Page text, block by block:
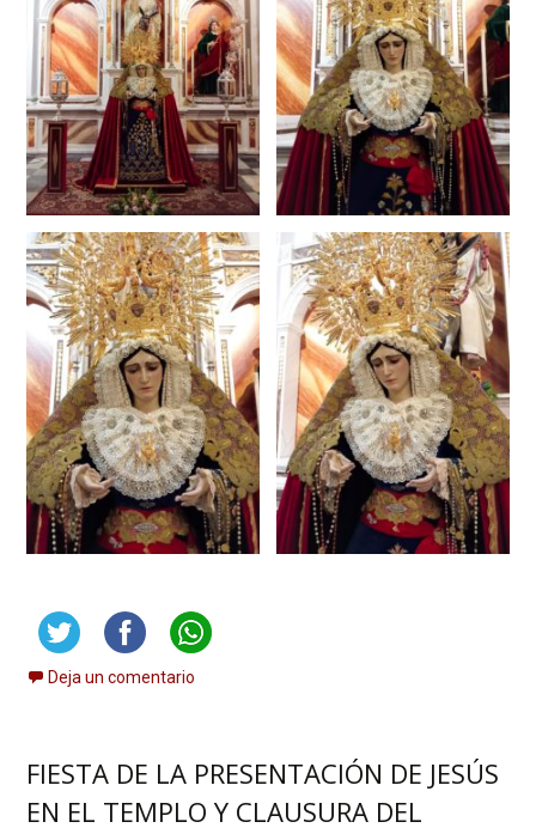
Deja un comentario
FIESTA DE LA PRESENTACIÓN DE JESÚS
EN EL TEMPLO Y CLAUSURA DEL